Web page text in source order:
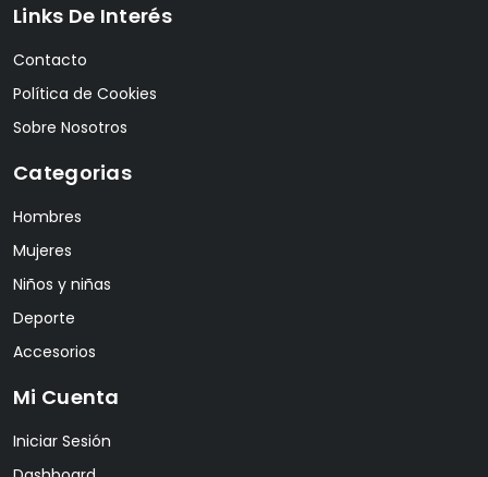
Links De Interés
Contacto
Política de Cookies
Sobre Nosotros
Categorias
Hombres
Mujeres
Niños y niñas
Deporte
Accesorios
Mi Cuenta
Iniciar Sesión